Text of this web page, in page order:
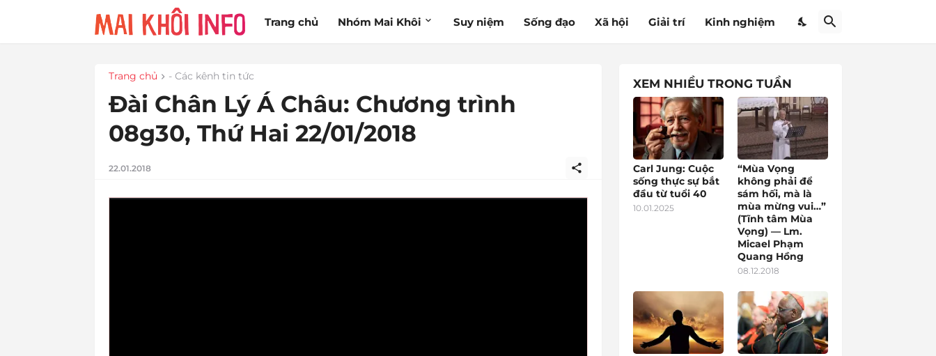
Trang chủ Nhóm Mai Khôi Suy niệm Sống đạo Xã hội Giải trí Kinh nghiệm
Trang chủ - Các kênh tin tức
Đài Chân Lý Á Châu: Chương trình
08g30, Thứ Hai 22/01/2018
22.01.2018
XEM NHIỀU TRONG TUẦN
Carl Jung: Cuộc
sống thực sự bắt
đầu từ tuổi 40
10.01.2025
“Mùa Vọng
không phải để
sám hối, mà là
mùa mừng vui…”
(Tĩnh tâm Mùa
Vọng) — Lm.
Micael Phạm
Quang Hồng
08.12.2018